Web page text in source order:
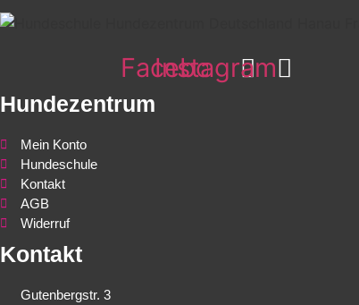
Facebook
Instagram
Hundezentrum
Mein Konto
Hundeschule
Kontakt
AGB
Widerruf
Kontakt
Gutenbergstr. 3